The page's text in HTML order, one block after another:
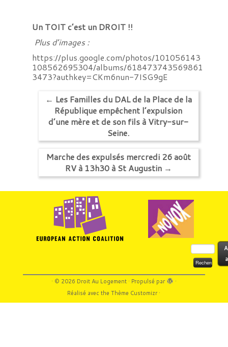
Un TOIT c’est un DROIT !!
Plus d’images :
https://plus.google.com/photos/101056143
108562695304/albums/618473743569861
3473?authkey=CKm6nun-7ISG9gE
← Les Familles du DAL de la Place de la
République empêchent l’expulsion
d’une mère et de son fils à Vitry-sur-
Seine.
Marche des expulsés mercredi 26 août
RV à 13h30 à St Augustin →
Rechercher :
· © 2026 Droit Au Logement· Propulsé par
·
Réalisé avec theThème Customizr·